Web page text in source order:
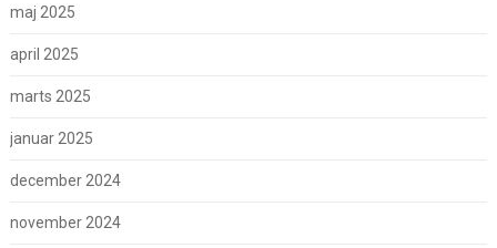
maj 2025
april 2025
marts 2025
januar 2025
december 2024
november 2024